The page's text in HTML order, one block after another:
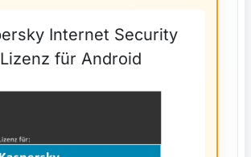
Internet Security
Lizenz für Android